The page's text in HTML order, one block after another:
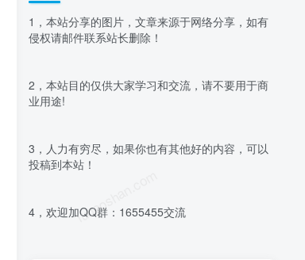
luoposhan.com
1，本站分享的图片，文章来源于网络分享，如有
侵权请邮件联系站长删除！
2，本站目的仅供大家学习和交流，请不要用于商
业用途!
3，人力有穷尽，如果你也有其他好的内容，可以
投稿到本站！
4，欢迎加QQ群：1655455交流